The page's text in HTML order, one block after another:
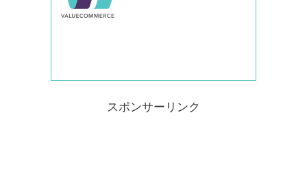
スポンサーリンク